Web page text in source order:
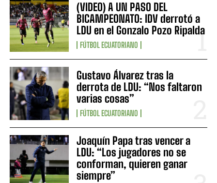
(VIDEO) A UN PASO DEL
BICAMPEONATO: IDV derrotó a
LDU en el Gonzalo Pozo Ripalda
FÚTBOL ECUATORIANO
Gustavo Álvarez tras la
derrota de LDU: “Nos faltaron
varias cosas”
FÚTBOL ECUATORIANO
Joaquín Papa tras vencer a
LDU: “Los jugadores no se
conforman, quieren ganar
siempre”